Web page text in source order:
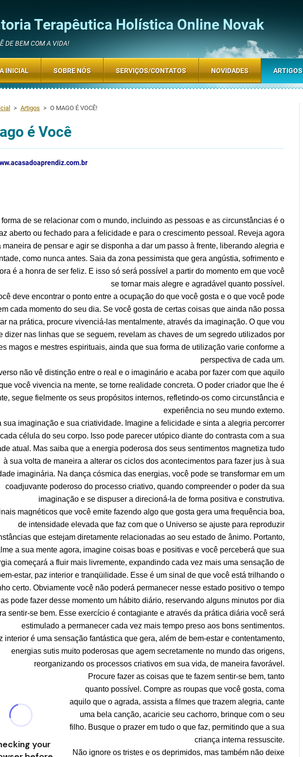
Terapêutica Holística Online Novak
DE BEM COM A VIDA!
> Artigos > O MAGO É VOCÊ!
é Você
forma de se relacionar com o mundo, incluindo as pessoas e as circunstâncias é o
aberto ou fechado para a felicidade e para o crescimento pessoal. Reveja agora
maneira de pensar e agir se disponha a dar um passo à frente, liberando alegria e
como nunca antes. Saia da zona pessimista que gera angústia, sofrimento e
é a honra de ser feliz. E isso só será possível a partir do momento em que você
se tornar mais alegre e agradável quanto possível.
deve encontrar o ponto entre a ocupação do que você gosta e o que você pode
cada momento do seu dia. Se você gosta de certas coisas que ainda não possa
na prática, procure vivenciá-las mentalmente, através da imaginação. O que vou
dizer nas linhas que se seguem, revelam as chaves de um segredo utilizados por
magos e mestres espirituais, ainda que sua forma de utilização varie conforme a
perspectiva de cada um.
não vê distinção entre o real e o imaginário e acaba por fazer com que aquilo
você vivencia na mente, se torne realidade concreta. O poder criador que lhe é
segue fielmente os seus propósitos internos, refletindo-os como circunstância e
experiência no seu mundo externo.
sua imaginação e sua criatividade. Imagine a felicidade e sinta a alegria percorrer
cada célula do seu corpo. Isso pode parecer utópico diante do contrasta com a sua
atual. Mas saiba que a energia poderosa dos seus sentimentos magnetiza tudo
à sua volta de maneira a alterar os ciclos dos acontecimentos para fazer jus à sua
imaginária. Na dança cósmica das energias, você pode se transformar em um
coadjuvante poderoso do processo criativo, quando compreender o poder da sua
imaginação e se dispuser a direcioná-la de forma positiva e construtiva.
magnéticos que você emite fazendo algo que gosta gera uma frequência boa,
de intensidade elevada que faz com que o Universo se ajuste para reproduzir
que estejam diretamente relacionadas ao seu estado de ânimo. Portanto,
a sua mente agora, imagine coisas boas e positivas e você perceberá que sua
começará a fluir mais livremente, expandindo cada vez mais uma sensação de
estar, paz interior e tranqüilidade. Esse é um sinal de que você está trilhando o
certo. Obviamente você não poderá permanecer nesse estado positivo o tempo
pode fazer desse momento um hábito diário, reservando alguns minutos por dia
sentir-se bem. Esse exercício é contagiante e através da prática diária você será
estimulado a permanecer cada vez mais tempo preso aos bons sentimentos.
interior é uma sensação fantástica que gera, além de bem-estar e contentamento,
energias sutis muito poderosas que agem secretamente no mundo das origens,
reorganizando os processos criativos em sua vida, de maneira favorável.
Procure fazer as coisas que te fazem sentir-se bem, tanto
quanto possível. Compre as roupas que você gosta, coma
aquilo que o agrada, assista a filmes que trazem alegria, cante
uma bela canção, acaricie seu cachorro, brinque com o seu
filho. Busque o prazer em tudo o que faz, permitindo que a sua
criança interna ressuscite.
Não ignore os tristes e os deprimidos, mas também não deixe
INICIAL SOBRE NÓS SERVIÇOS/CONTATOS NOVIDADES ARTIGOS